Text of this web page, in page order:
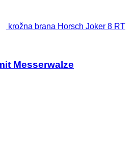
krožna brana Horsch Joker 8 RT
Messerwalze